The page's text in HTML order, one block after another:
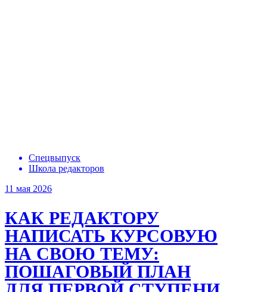
Спецвыпуск
Школа редакторов
11 мая 2026
КАК РЕДАКТОРУ
НАПИСАТЬ КУРСОВУЮ
НА СВОЮ ТЕМУ:
ПОШАГОВЫЙ ПЛАН